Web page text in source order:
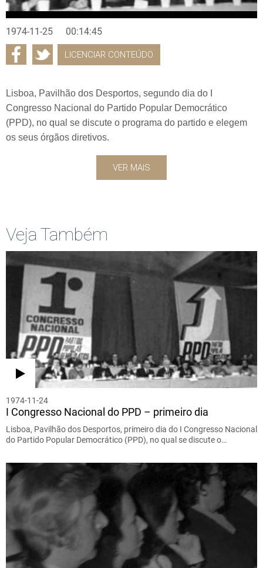
1974-11-25 00:14:45
LICENCIAR CONTEÚDO
Lisboa, Pavilhão dos Desportos, segundo dia do I
Congresso Nacional do Partido Popular Democrático
(PPD), no qual se discute o programa do partido e elegem
os seus órgãos diretivos.
VER MAIS
Veja Também
1974-11-24
I Congresso Nacional do PPD – primeiro dia
Lisboa, Pavilhão dos Desportos, primeiro dia do I Congresso Nacional
do Partido Popular Democrático (PPD), no qual se discute o…